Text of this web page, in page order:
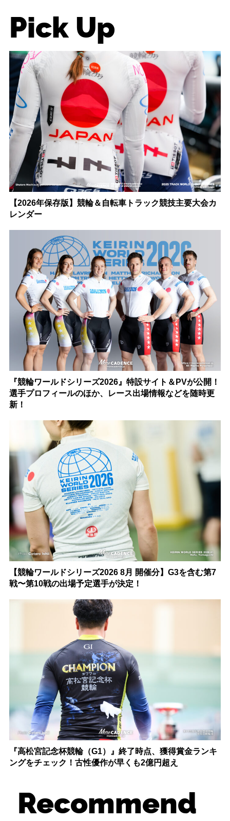
Pick Up
【2026年保存版】競輪＆自転車トラック競技主要大会カ
レンダー
『競輪ワールドシリーズ2026』特設サイト＆PVが公開！
選手プロフィールのほか、レース出場情報などを随時更
新！
【競輪ワールドシリーズ2026 8月 開催分】G3を含む第7
戦〜第10戦の出場予定選手が決定！
『高松宮記念杯競輪（G1）』終了時点、獲得賞金ランキ
ングをチェック！古性優作が早くも2億円超え
Recommend